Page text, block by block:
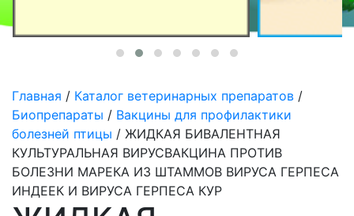
Главная / Каталог ветеринарных препаратов /
Биопрепараты / Вакцины для профилактики
болезней птицы / ЖИДКАЯ БИВАЛЕНТНАЯ
КУЛЬТУРАЛЬНАЯ ВИРУСВАКЦИНА ПРОТИВ
БОЛЕЗНИ МАРЕКА ИЗ ШТАММОВ ВИРУСА ГЕРПЕСА
ИНДЕЕК И ВИРУСА ГЕРПЕСА КУР